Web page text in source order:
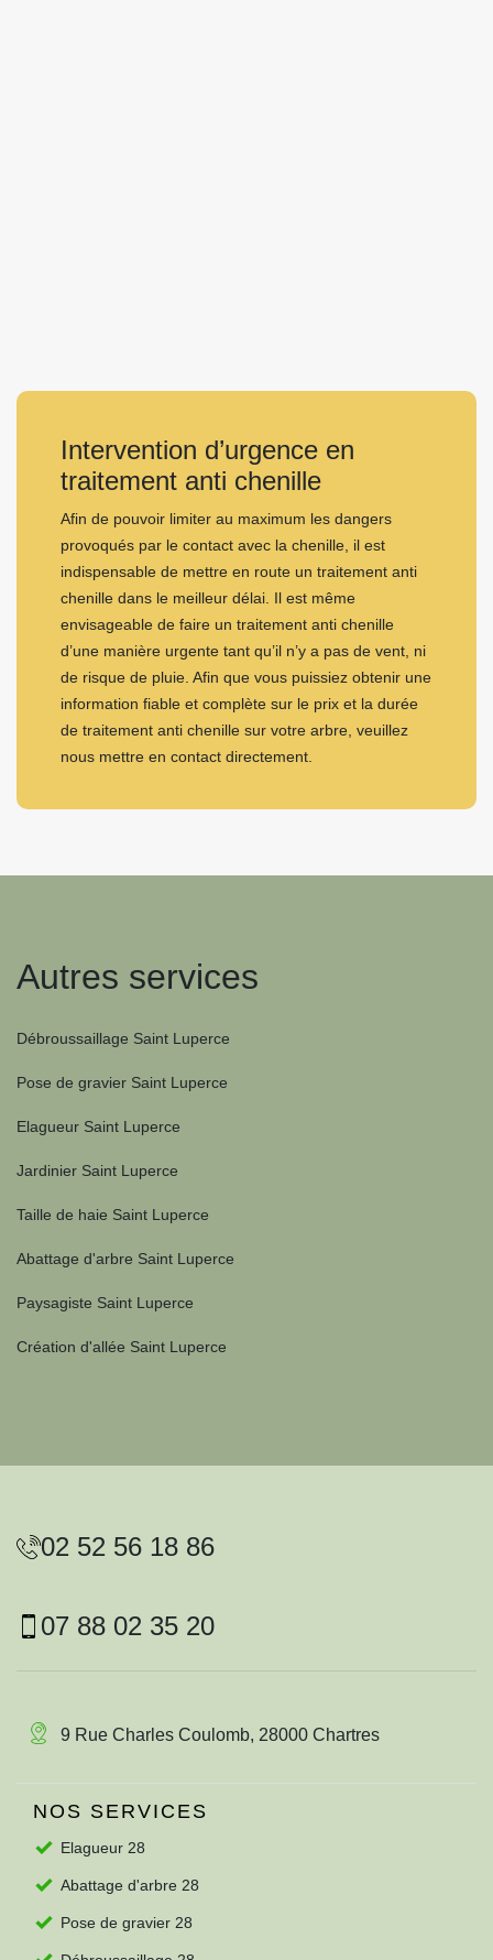
Intervention d’urgence en
traitement anti chenille
Afin de pouvoir limiter au maximum les dangers
provoqués par le contact avec la chenille, il est
indispensable de mettre en route un traitement anti
chenille dans le meilleur délai. Il est même
envisageable de faire un traitement anti chenille
d’une manière urgente tant qu’il n’y a pas de vent, ni
de risque de pluie. Afin que vous puissiez obtenir une
information fiable et complète sur le prix et la durée
de traitement anti chenille sur votre arbre, veuillez
nous mettre en contact directement.
Autres services
Débroussaillage Saint Luperce
Pose de gravier Saint Luperce
Elagueur Saint Luperce
Jardinier Saint Luperce
Taille de haie Saint Luperce
Abattage d'arbre Saint Luperce
Paysagiste Saint Luperce
Création d'allée Saint Luperce
02 52 56 18 86
07 88 02 35 20
9 Rue Charles Coulomb, 28000 Chartres
NOS SERVICES
Elagueur 28
Abattage d'arbre 28
Pose de gravier 28